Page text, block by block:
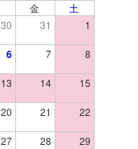
金
土
30 31 1
6 7 8
13 14 15
20 21 22
27 28 29